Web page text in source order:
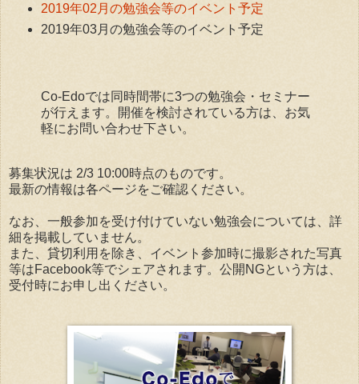
2019年02月の勉強会等のイベント予定
2019年03月の勉強会等のイベント予定
Co-Edoでは同時間帯に3つの勉強会・セミナー
が行えます。開催を検討されている方は、お気
軽にお問い合わせ下さい。
募集状況は 2/3 10:00時点のものです。
最新の情報は各ページをご確認ください。
なお、一般参加を受け付けていない勉強会については、詳
細を掲載していません。
また、貸切利用を除き、イベント参加時に撮影された写真
等はFacebook等でシェアされます。公開NGという方は、
受付時にお申し出ください。